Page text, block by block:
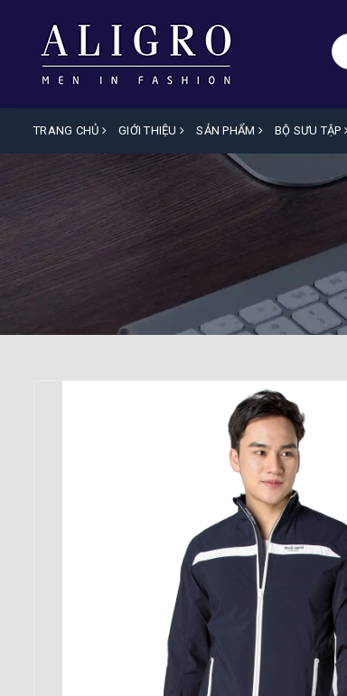
TRANG CHỦ GIỚI THIỆU SẢN PHẨM BỘ SƯU TẬP